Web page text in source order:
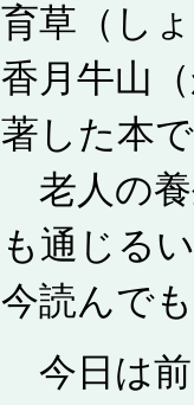
育草（し
香月牛山
著した本
老人の養
も通じる
今読んで
今日は前